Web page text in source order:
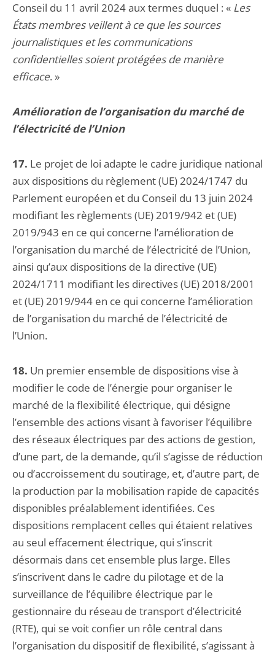
Conseil du 11 avril 2024 aux termes duquel : « Les
États membres veillent à ce que les sources
journalistiques et les communications
confidentielles soient protégées de manière
efficace. »
Amélioration de l’organisation du marché de
l’électricité de l’Union
17. Le projet de loi adapte le cadre juridique national
aux dispositions du règlement (UE) 2024/1747 du
Parlement européen et du Conseil du 13 juin 2024
modifiant les règlements (UE) 2019/942 et (UE)
2019/943 en ce qui concerne l’amélioration de
l’organisation du marché de l’électricité de l’Union,
ainsi qu’aux dispositions de la directive (UE)
2024/1711 modifiant les directives (UE) 2018/2001
et (UE) 2019/944 en ce qui concerne l’amélioration
de l’organisation du marché de l’électricité de
l’Union.
18. Un premier ensemble de dispositions vise à
modifier le code de l’énergie pour organiser le
marché de la flexibilité électrique, qui désigne
l’ensemble des actions visant à favoriser l’équilibre
des réseaux électriques par des actions de gestion,
d’une part, de la demande, qu’il s’agisse de réduction
ou d’accroissement du soutirage, et, d’autre part, de
la production par la mobilisation rapide de capacités
disponibles préalablement identifiées. Ces
dispositions remplacent celles qui étaient relatives
au seul effacement électrique, qui s’inscrit
désormais dans cet ensemble plus large. Elles
s’inscrivent dans le cadre du pilotage et de la
surveillance de l’équilibre électrique par le
gestionnaire du réseau de transport d’électricité
(RTE), qui se voit confier un rôle central dans
l’organisation du dispositif de flexibilité, s’agissant à